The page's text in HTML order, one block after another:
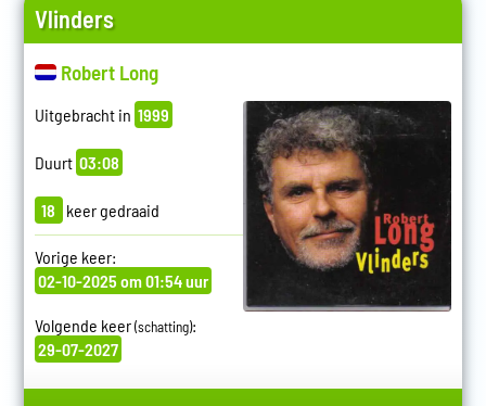
Vlinders
Robert Long
Uitgebracht in 1999
Duurt 03:08
18 keer gedraaid
Vorige keer:
02-10-2025 om 01:54 uur
Volgende keer(schatting):
29-07-2027